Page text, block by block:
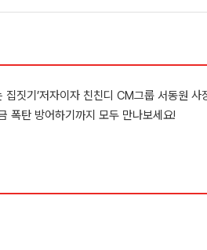
집짓기’저자이자 친친디 CM그룹 서동
폭탄 방어하기까지 모두 만나보세요!